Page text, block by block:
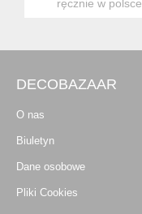
ręcznie w polsce
DECOBAZAAR
O nas
Biuletyn
Dane osobowe
Pliki Cookies